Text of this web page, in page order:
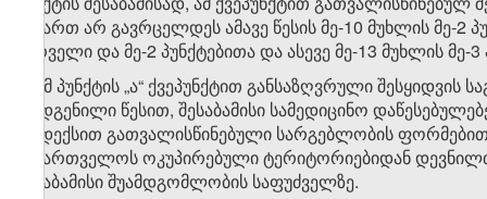
მიმართ არ გავრცელდეს ამავე წესის მე-10 მუხლის მე-2
პირველი და მე-2 პუნქტებითა და ასევე მე-13 მუხლის
ბ) ამ პუნქტის „ა“ ქვეპუნქტით განსაზღვრული
დადგენილი წესით, შესაბამისი სამედიცინო
კოდექსით გათვალისწინებული სარგებლობის
საქართველოს ოკუპირებული ტერიტორიებიდან
შესაბამისი შუამდგომლობის საფუძველზე.